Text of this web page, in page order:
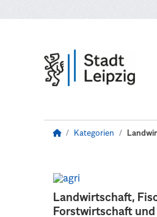
Kategorien
Landwirtschaft,
Forstwirtschaft und